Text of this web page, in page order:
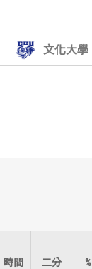
文化大學
時間 二分 %